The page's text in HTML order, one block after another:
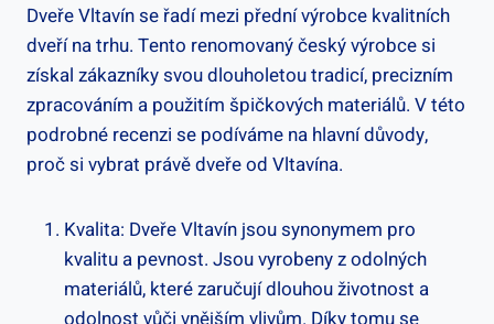
Dveře Vltavín se řadí mezi přední výrobce kvalitních
dveří na trhu. Tento renomovaný český výrobce si
získal zákazníky svou dlouholetou tradicí, precizním
zpracováním a použitím špičkových materiálů. V této
podrobné recenzi se podíváme na hlavní důvody,
proč si vybrat právě dveře od Vltavína.
Kvalita: Dveře Vltavín jsou synonymem pro
kvalitu a pevnost. Jsou vyrobeny z odolných
materiálů, které zaručují dlouhou životnost a